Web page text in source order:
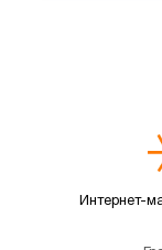
Интернет-